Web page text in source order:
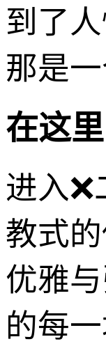
到了
那是
在这
进入
教式
优雅
的每